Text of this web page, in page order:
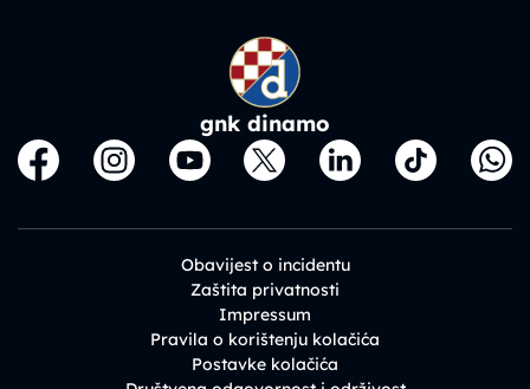
gnk dinamo
Obavijest o incidentu
Zaštita privatnosti
Impressum
Pravila o korištenju kolačića
Postavke kolačića